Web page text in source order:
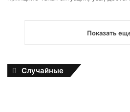
Показать
Случайные